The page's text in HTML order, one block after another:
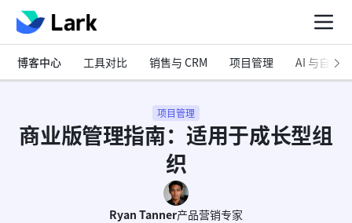
博客中心 工具对比 销售与 CRM 项目管理 AI 与自动化
项目管理
商业版管理指南：适用于成长型组
织
Ryan Tanner产品营销专家